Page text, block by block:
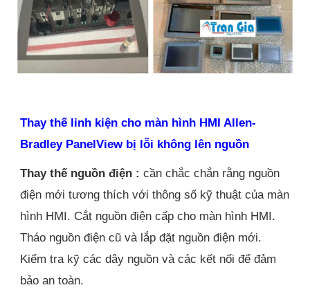
Thay thế linh kiện cho màn hình HMI Allen-
Bradley PanelView bị lỗi không lên nguồn
Thay thế nguồn điện : cần chắc chắn rằng nguồn
điện mới tương thích với thông số kỹ thuật của màn
hình HMI. Cắt nguồn điện cấp cho màn hình HMI.
Tháo nguồn điện cũ và lắp đặt nguồn điện mới.
Kiểm tra kỹ các dây nguồn và các kết nối để đảm
bảo an toàn.